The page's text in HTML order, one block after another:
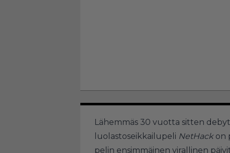
Lähemmäs 30 vuotta sitten
luolastoseikkailupeli NetHack on
pelin ensimmäinen virallinen